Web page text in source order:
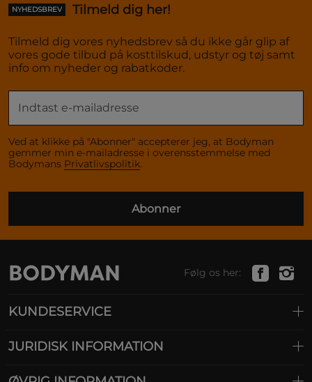
NYHEDSBREV Tilmeld dig her!
Tilmeld dig vores nyhedsbrev så du ikke går glip af
vores gode tilbud på kosttilskud, udstyr og tøj samt
info om nyheder og rabatkoder.
Ved at klikke på "Abonner" accepterer jeg, at Bodyman
gemmer min e-mailadresse i overensstemmelse med
Bodymans Privatlivspolitik.
Abonner
Følg os her:
KUNDESERVICE
JURIDISK INFORMATION